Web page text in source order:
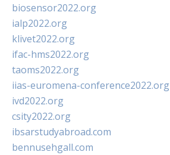
biosensor2022.org
ialp2022.org
klivet2022.org
ifac-hms2022.org
taoms2022.org
iias-euromena-conference2022.org
ivd2022.org
csity2022.org
ibsarstudyabroad.com
bennusehgall.com